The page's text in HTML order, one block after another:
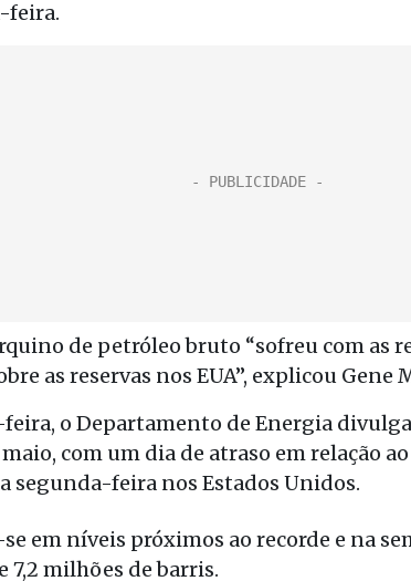
feira.
de petróleo bruto “sofreu com as
as reservas nos EUA”, explicou
o Departamento de Energia
com um dia de atraso em relação
segunda-feira nos Estados Unidos.
em níveis próximos ao recorde e na
7,2 milhões de barris.